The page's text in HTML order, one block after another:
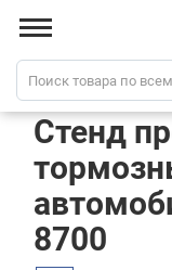
Стенд
8700